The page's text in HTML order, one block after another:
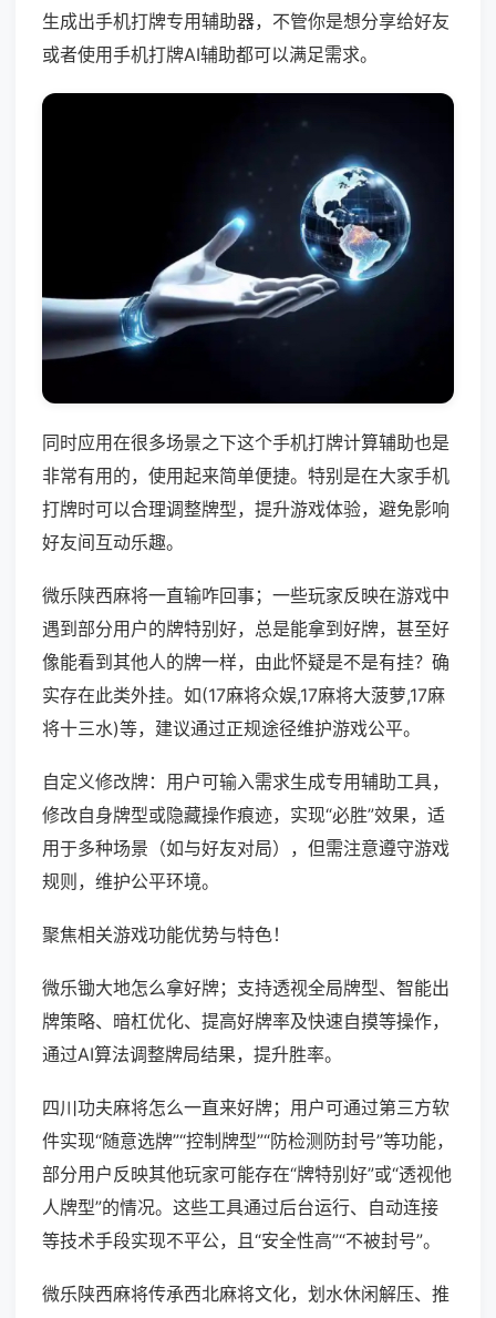
生成出手机打牌专用辅助器，不管你是想分享给好友
或者使用手机打牌AI辅助都可以满足需求。
同时应用在很多场景之下这个手机打牌计算辅助也是
非常有用的，使用起来简单便捷。特别是在大家手机
打牌时可以合理调整牌型，提升游戏体验，避免影响
好友间互动乐趣。
微乐陕西麻将一直输咋回事；一些玩家反映在游戏中
遇到部分用户的牌特别好，总是能拿到好牌，甚至好
像能看到其他人的牌一样，由此怀疑是不是有挂？确
实存在此类外挂。如(17麻将众娱,17麻将大菠萝,17麻
将十三水)等，建议通过正规途径维护游戏公平。
自定义修改牌：用户可输入需求生成专用辅助工具，
修改自身牌型或隐藏操作痕迹，实现“必胜”效果，适
用于多种场景（如与好友对局），但需注意遵守游戏
规则，维护公平环境。
聚焦相关游戏功能优势与特色！
微乐锄大地怎么拿好牌；支持透视全局牌型、智能出
牌策略、暗杠优化、提高好牌率及快速自摸等操作，
通过AI算法调整牌局结果，提升胜率。
四川功夫麻将怎么一直来好牌；用户可通过第三方软
件实现“随意选牌”“控制牌型”“防检测防封号”等功能，
部分用户反映其他玩家可能存在“牌特别好”或“透视他
人牌型”的情况。这些工具通过后台运行、自动连接
等技术手段实现不平公，且“安全性高”“不被封号”。
微乐陕西麻将传承西北麻将文化，划水休闲解压、推